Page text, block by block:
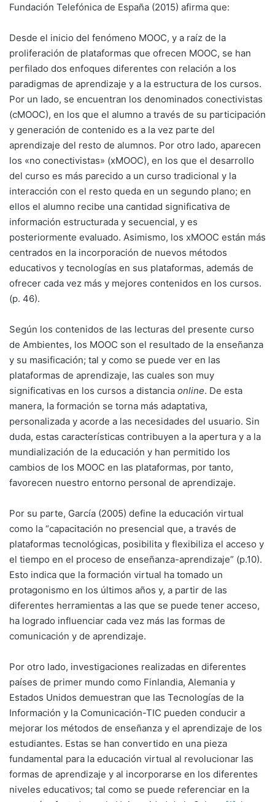
Fundación Telefónica de España (2015) afirma que:
Desde el inicio del fenómeno MOOC, y a raíz de la
proliferación de plataformas que ofrecen MOOC, se han
perfilado dos enfoques diferentes con relación a los
paradigmas de aprendizaje y a la estructura de los cursos.
Por un lado, se encuentran los denominados conectivistas
(cMOOC), en los que el alumno a través de su participación
y generación de contenido es a la vez parte del
aprendizaje del resto de alumnos. Por otro lado, aparecen
los «no conectivistas» (xMOOC), en los que el desarrollo
del curso es más parecido a un curso tradicional y la
interacción con el resto queda en un segundo plano; en
ellos el alumno recibe una cantidad significativa de
información estructurada y secuencial, y es
posteriormente evaluado. Asimismo, los xMOOC están más
centrados en la incorporación de nuevos métodos
educativos y tecnologías en sus plataformas, además de
ofrecer cada vez más y mejores contenidos en los cursos.
(p. 46).
Según los contenidos de las lecturas del presente curso
de Ambientes, los MOOC son el resultado de la enseñanza
y su masificación; tal y como se puede ver en las
plataformas de aprendizaje, las cuales son muy
significativas en los cursos a distancia online. De esta
manera, la formación se torna más adaptativa,
personalizada y acorde a las necesidades del usuario. Sin
duda, estas características contribuyen a la apertura y a la
mundialización de la educación y han permitido los
cambios de los MOOC en las plataformas, por tanto,
favorecen nuestro entorno personal de aprendizaje.
Por su parte, García (2005) define la educación virtual
como la “capacitación no presencial que, a través de
plataformas tecnológicas, posibilita y flexibiliza el acceso y
el tiempo en el proceso de enseñanza-aprendizaje” (p.10).
Esto indica que la formación virtual ha tomado un
protagonismo en los últimos años y, a partir de las
diferentes herramientas a las que se puede tener acceso,
ha logrado influenciar cada vez más las formas de
comunicación y de aprendizaje.
Por otro lado, investigaciones realizadas en diferentes
países de primer mundo como Finlandia, Alemania y
Estados Unidos demuestran que las Tecnologías de la
Información y la Comunicación-TIC pueden conducir a
mejorar los métodos de enseñanza y el aprendizaje de los
estudiantes. Estas se han convertido en una pieza
fundamental para la educación virtual al revolucionar las
formas de aprendizaje y al incorporarse en los diferentes
niveles educativos; tal como se puede referenciar en la